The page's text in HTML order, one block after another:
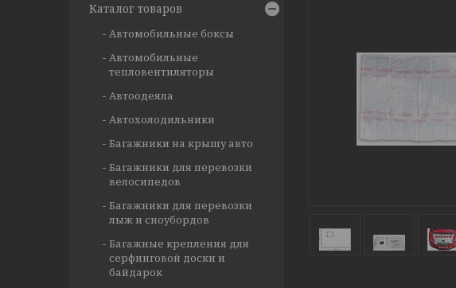
Каталог товаров
Автомобильные боксы
Автомобильные
тепловентиляторы
Автоодеяла
Автохолодильники
Багажники на крышу авто
Багажники для перевозки
велосипедов
Багажники для перевозки
лыж и сноубордов
Багажные крепления для
серфинговой доски и
байдарок